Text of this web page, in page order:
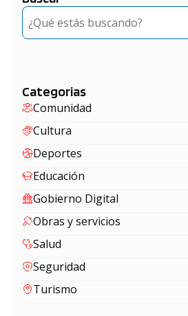
Buscar
Categorias
Comunidad
Cultura
Deportes
Educación
Gobierno Digital
Obras y servicios
Salud
Seguridad
Turismo